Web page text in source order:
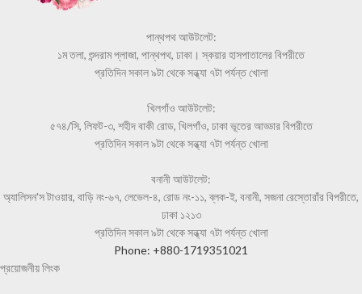
পান্থপথ আউটলেট:
১ম তলা, শুন্দরাম প্লাজা, পান্থপথ, ঢাকা। স্কয়ার হাসপাতালের বিপরীতে
প্রতিদিন সকাল ৯টা থেকে সন্ধ্যা ৭টা পর্যন্ত খোলা
খিলগাঁও আউটলেট:
৫৭৪/সি, লিফট-৩, শহীদ বাকী রোড, খিলগাঁও, ঢাকা ভূতের আড্ডার বিপরীতে
প্রতিদিন সকাল ৯টা থেকে সন্ধ্যা ৭টা পর্যন্ত খোলা
বনানী আউটলেট:
অ্যালিসন'স টাওয়ার, বাড়ি নং-৬৭, লেভেল-৪, রোড নং-১১, ব্লক-ই, বনানী, সজনা রেস্তোরাঁর বিপরীতে,
ঢাকা ১২১৩
প্রতিদিন সকাল ৯টা থেকে সন্ধ্যা ৭টা পর্যন্ত খোলা
Phone: +880-1719351021
প্রয়োজনীয় লিংক